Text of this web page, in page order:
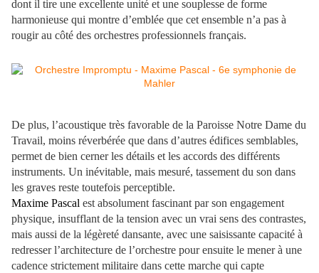
dont il tire une excellente unité et une souplesse de forme
harmonieuse qui montre d’emblée que cet ensemble n’a pas à
rougir au côté des orchestres professionnels français.
De plus, l’acoustique très favorable de la Paroisse Notre Dame du
Travail, moins réverbérée que dans d’autres édifices semblables,
permet de bien cerner les détails et les accords des différents
instruments. Un inévitable, mais mesuré, tassement du son dans
les graves reste toutefois perceptible.
Maxime Pascal est absolument fascinant par son engagement
physique, insufflant de la tension avec un vrai sens des contrastes,
mais aussi de la légèreté dansante, avec une saisissante capacité à
redresser l’architecture de l’orchestre pour ensuite le mener à une
cadence strictement militaire dans cette marche qui capte